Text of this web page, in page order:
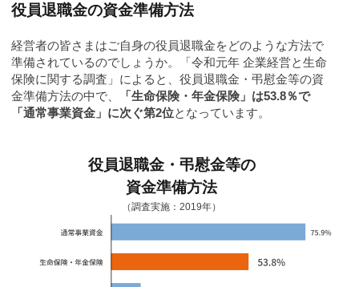
役員退職金の資金準備方法
経営者の皆さまはご自身の役員退職金をどのような方法で
準備されているのでしょうか。
「令和元年 企業経営と生命
保険に関する調査」によると、役員退職金・弔慰金等の資
金準備方法の中で、
「生命保険・年金保険」は53.8％で
「通常事業資金」に次ぐ第2位となっています。
役員退職金・弔慰金等の
資金準備方法
（調査実施：2019年）